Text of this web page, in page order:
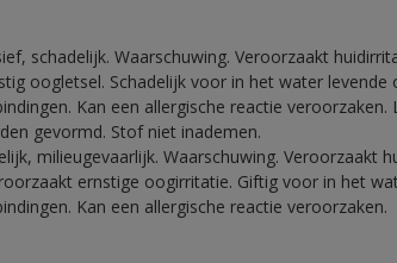
schadelijk. Waarschuwing. Veroorzaakt
oogletsel. Schadelijk voor in het water
Kan een allergische reactie
gevormd. Stof niet inademen.
milieugevaarlijk. Waarschuwing. Veroorzaakt
ernstige oogirritatie. Giftig voor in het
Kan een allergische reactie veroorzaken.